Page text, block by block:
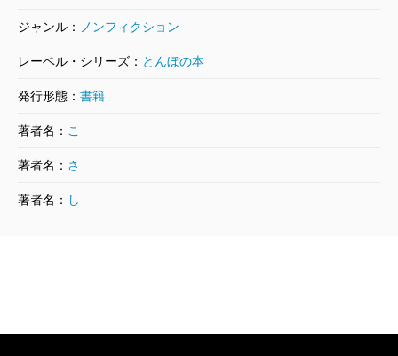
ジャンル： ノンフィクション
レーベル・シリーズ： とんぼの本
発行形態： 書籍
著者名： こ
著者名： さ
著者名： し